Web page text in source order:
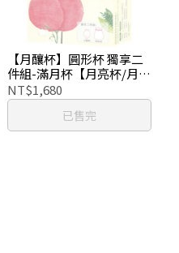
【月釀杯】圓形杯 獨享二
件組-滿月杯【月亮杯/月經
杯/月事杯】
NT$1,680
已售完